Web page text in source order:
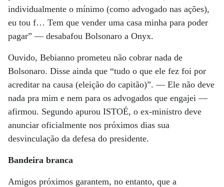
individualmente o mínimo (como advogado nas ações),
eu tou f… Tem que vender uma casa minha para poder
pagar” — desabafou Bolsonaro a Onyx.
Ouvido, Bebianno prometeu não cobrar nada de
Bolsonaro. Disse ainda que “tudo o que ele fez foi por
acreditar na causa (eleição do capitão)”. — Ele não deve
nada pra mim e nem para os advogados que engajei —
afirmou. Segundo apurou ISTOÉ, o ex-ministro deve
anunciar oficialmente nos próximos dias sua
desvinculação da defesa do presidente.
Bandeira branca
Amigos próximos garantem, no entanto, que a